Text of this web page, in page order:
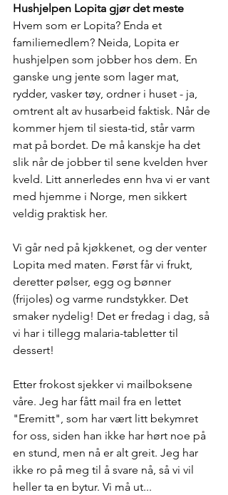
Hushjelpen Lopita gjør det meste
Hvem som er Lopita? Enda et
familiemedlem? Neida, Lopita er
hushjelpen som jobber hos dem. En
ganske ung jente som lager mat,
rydder, vasker tøy, ordner i huset - ja,
omtrent alt av husarbeid faktisk. Når de
kommer hjem til siesta-tid, står varm
mat på bordet. De må kanskje ha det
slik når de jobber til sene kvelden hver
kveld. Litt annerledes enn hva vi er vant
med hjemme i Norge, men sikkert
veldig praktisk her.
Vi går ned på kjøkkenet, og der venter
Lopita med maten. Først får vi frukt,
deretter pølser, egg og bønner
(frijoles) og varme rundstykker. Det
smaker nydelig! Det er fredag i dag, så
vi har i tillegg malaria-tabletter til
dessert!
Etter frokost sjekker vi mailboksene
våre. Jeg har fått mail fra en lettet
"Eremitt", som har vært litt bekymret
for oss, siden han ikke har hørt noe på
en stund, men nå er alt greit. Jeg har
ikke ro på meg til å svare nå, så vi vil
heller ta en bytur. Vi må ut...